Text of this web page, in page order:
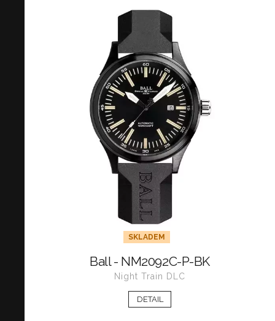
SKLADEM
Ball - NM2092C-P-BK
Night Train DLC
DETAIL